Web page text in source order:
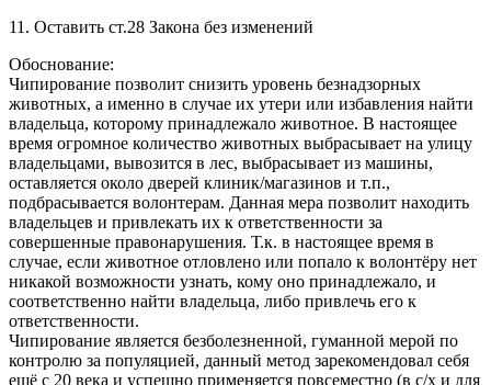
11. Оставить ст.28 Закона без изменений
Обоснование:
Чипирование позволит снизить уровень безнадзорных
животных, а именно в случае их утери или избавления найти
владельца, которому принадлежало животное. В настоящее
время огромное количество животных выбрасывает на улицу
владельцами, вывозится в лес, выбрасывает из машины,
оставляется около дверей клиник/магазинов и т.п.,
подбрасывается волонтерам. Данная мера позволит находить
владельцев и привлекать их к ответственности за
совершенные правонарушения. Т.к. в настоящее время в
случае, если животное отловлено или попало к волонтёру нет
никакой возможности узнать, кому оно принадлежало, и
соответственно найти владельца, либо привлечь его к
ответственности.
Чипирование является безболезненной, гуманной мерой по
контролю за популяцией, данный метод зарекомендовал себя
ещё с 20 века и успешно применяется повсеместно (в с/х и для